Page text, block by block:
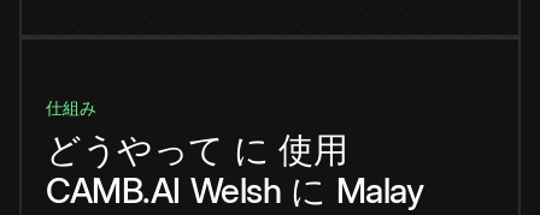
仕組み
どうやって に 使用
CAMB.AI Welsh に Malay